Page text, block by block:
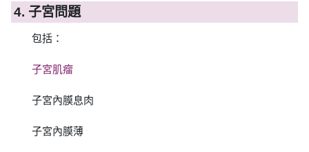
4. 子宮問題
包括：
子宮肌瘤
子宮內膜息肉
子宮內膜薄